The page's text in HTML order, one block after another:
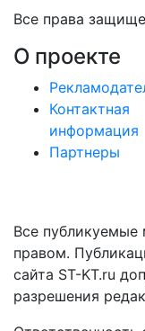
Все права
О проекте
Контактная
информация
Партнеры
Все
правом.
сайта ST-KT.ru
разрешения